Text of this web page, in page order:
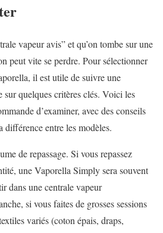
vapeur avis” et qu’on tombe sur une
peut vite se perdre. Pour sélectionner
il est utile de suivre une
sur quelques critères clés. Voici les
d’examiner, avec des conseils
entre les modèles.
de repassage. Si vous repassez
une Vaporella Simply sera souvent
dans une centrale vapeur
si vous faites de grosses sessions
variés (coton épais, draps,